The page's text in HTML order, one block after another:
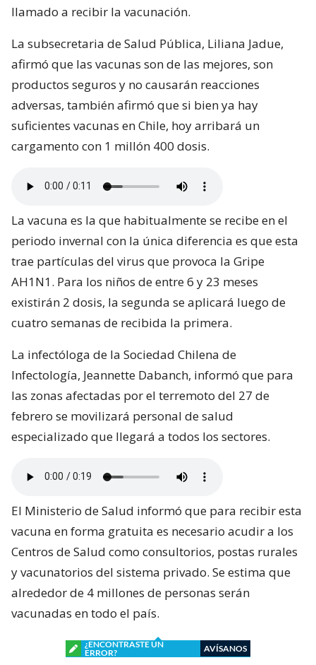
llamado a recibir la vacunación.
La subsecretaria de Salud Pública, Liliana Jadue,
afirmó que las vacunas son de las mejores, son
productos seguros y no causarán reacciones
adversas, también afirmó que si bien ya hay
suficientes vacunas en Chile, hoy arribará un
cargamento con 1 millón 400 dosis.
La vacuna es la que habitualmente se recibe en el
periodo invernal con la única diferencia es que esta
trae partículas del virus que provoca la Gripe
AH1N1. Para los niños de entre 6 y 23 meses
existirán 2 dosis, la segunda se aplicará luego de
cuatro semanas de recibida la primera.
La infectóloga de la Sociedad Chilena de
Infectología, Jeannette Dabanch, informó que para
las zonas afectadas por el terremoto del 27 de
febrero se movilizará personal de salud
especializado que llegará a todos los sectores.
El Ministerio de Salud informó que para recibir esta
vacuna en forma gratuita es necesario acudir a los
Centros de Salud como consultorios, postas rurales
y vacunatorios del sistema privado. Se estima que
alrededor de 4 millones de personas serán
vacunadas en todo el país.
¿ENCONTRASTE UN
ERROR?
AVÍSANOS